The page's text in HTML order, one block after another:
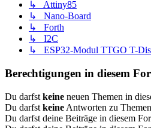
↳ Attiny85
↳ Nano-Board
↳ Forth
↳ I2C
↳ ESP32-Modul TTGO T-
Berechtigungen in diesem
Du darfst keine neuen Themen in
Du darfst keine Antworten zu
Du darfst deine Beiträge in diesem